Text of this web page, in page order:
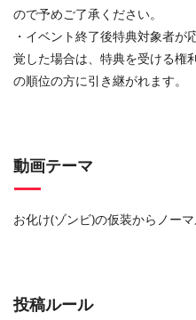
ので予めご了承ください。
・イベント終了後特典対象者
覚した場合は、特典を受ける権
の順位の⽅に引き継がれます。
動画テーマ
お化け(ゾンビ)の仮装からノー
投稿ルール